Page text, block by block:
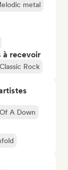
metal
à recevoir
Rock
A Down